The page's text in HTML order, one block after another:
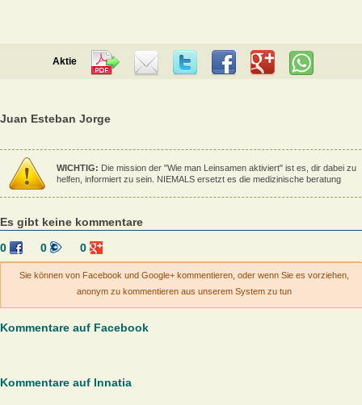
Aktie
Juan Esteban Jorge
WICHTIG: Die mission der "Wie man Leinsamen aktiviert" ist es, dir dabei zu
helfen, informiert zu sein. NIEMALS ersetzt es die medizinische beratung
Es gibt keine kommentare
0
0 0
Sie können von Facebook und Google+ kommentieren, oder wenn Sie es vorziehen,
anonym zu kommentieren aus unserem System zu tun
Kommentare auf Facebook
Kommentare auf Innatia